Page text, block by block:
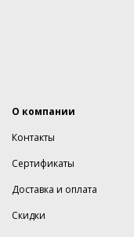
О компании
Контакты
Сертификаты
Доставка и оплата
Скидки